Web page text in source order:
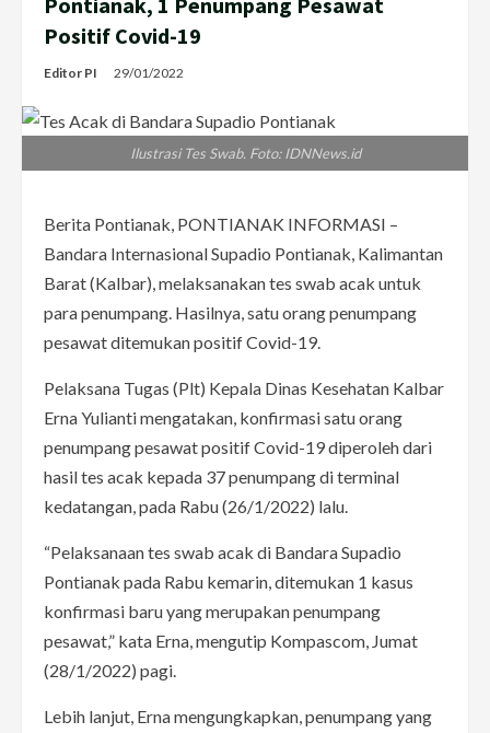
Positif Covid-19
Editor PI 29/01/2022
Ilustrasi Tes Swab. Foto: IDNNews.id
Berita Pontianak, PONTIANAK INFORMASI –
Bandara Internasional Supadio Pontianak, Kalimantan
Barat (Kalbar), melaksanakan tes swab acak untuk
para penumpang. Hasilnya, satu orang penumpang
pesawat ditemukan positif Covid-19.
Pelaksana Tugas (Plt) Kepala Dinas Kesehatan Kalbar
Erna Yulianti mengatakan, konfirmasi satu orang
penumpang pesawat positif Covid-19 diperoleh dari
hasil tes acak kepada 37 penumpang di terminal
kedatangan, pada Rabu (26/1/2022) lalu.
“Pelaksanaan tes swab acak di Bandara Supadio
Pontianak pada Rabu kemarin, ditemukan 1 kasus
konfirmasi baru yang merupakan penumpang
pesawat,” kata Erna, mengutip Kompascom, Jumat
(28/1/2022) pagi.
Lebih lanjut, Erna mengungkapkan, penumpang yang